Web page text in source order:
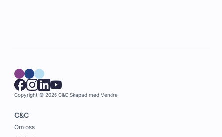
Copyright © 2026 C&C Skapad med Vendre
C&C
Om oss